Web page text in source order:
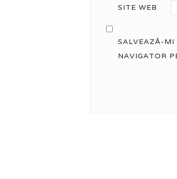
SITE WEB
SALVEAZĂ-MI
NAVIGATOR